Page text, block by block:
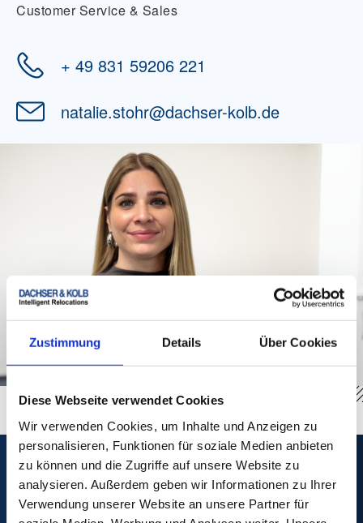
Zustimmung Details Über Cookies
Diese Webseite verwendet Cookies
Wir verwenden Cookies, um Inhalte und Anzeigen zu
personalisieren, Funktionen für soziale Medien anbieten
zu können und die Zugriffe auf unsere Website zu
analysieren. Außerdem geben wir Informationen zu Ihrer
Verwendung unserer Website an unsere Partner für
Customer Service & Sales
+ 49 831 59206 221
natalie.stohr@dachser-kolb.de